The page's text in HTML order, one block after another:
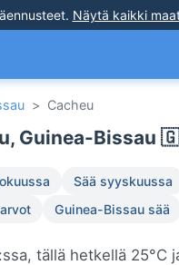
. Näytä kaikki
> Cacheu
Guinea-Bissau
Sää syyskuussa
Guinea-Bissau sää
tällä hetkellä 25°C